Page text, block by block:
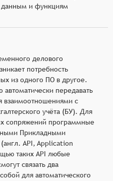
данным и функциям
делового
потребность
из одного ПО в другое.
передавать
взаимоотношениями с
учёта (БУ). Для
сопряжений программные
Прикладными
API, Application
таких API любые
связать два
для автоматического